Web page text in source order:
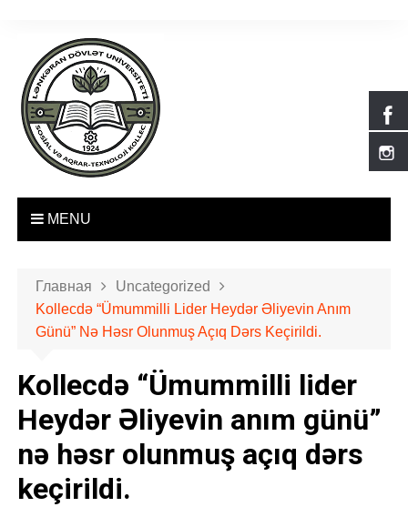
MENU
Главная
Uncategorized
Kollecdə “Ümummilli Lider Heydər Əliyevin Anım
Günü” Nə Həsr Olunmuş Açıq Dərs Keçirildi.
Kollecdə “Ümummilli lider
Heydər Əliyevin anım günü”
nə həsr olunmuş açıq dərs
keçirildi.